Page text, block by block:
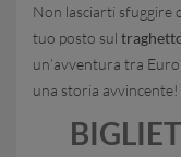
Non lasciarti sfuggire
tuo posto sul
un’avventura tra
una storia avvincente!